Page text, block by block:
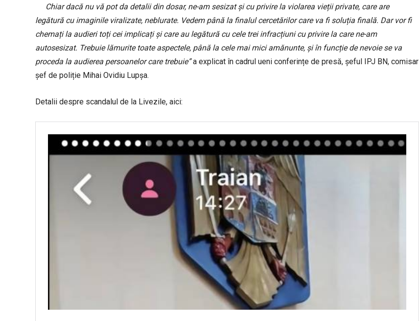
Chiar dacă nu vă pot da detalii din dosar, ne-am sesizat și cu privire la violarea vieții private, care are
legătură cu imaginile viralizate, neblurate. Vedem până la finalul cercetărilor care va fi soluția finală. Dar vor fi
chemați la audieri toți cei implicați și care au legătură cu cele trei infracțiuni cu privire la care ne-am
autosesizat. Trebuie lămurite toate aspectele, până la cele mai mici amănunte, și în funcție de nevoie se va
proceda la audierea persoanelor care trebuie”a explicat în cadrul ueni conferințe de presă, șeful IPJ BN, comisar
șef de poliție Mihai Ovidiu Lupșa.
Detalii despre scandalul de la Livezile, aici: